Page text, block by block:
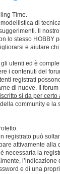
Time.
di
Il
lo stesso HOBBY
e aiutare
utenti ed è
i contenuti del
registrati
di nuove. Il forum
si da per certo
community e la
registrato può
attivamente alla
necessaria la
l’indicazione
e di una